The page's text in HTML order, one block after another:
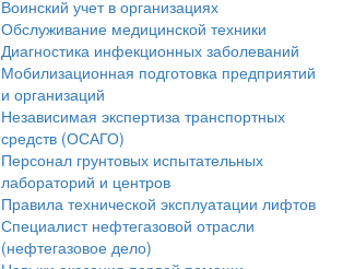
Воинский учет в организациях
Обслуживание медицинской техники
Диагностика инфекционных заболеваний
Мобилизационная подготовка предприятий
и организаций
Независимая экспертиза транспортных
средств (ОСАГО)
Персонал грунтовых испытательных
лабораторий и центров
Правила технической эксплуатации лифтов
Специалист нефтегазовой отрасли
(нефтегазовое дело)